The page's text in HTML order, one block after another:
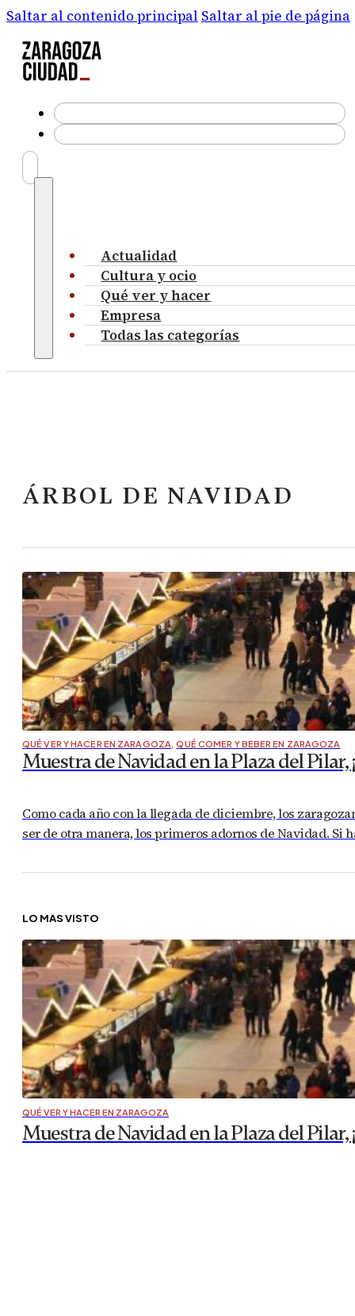
Saltar al contenido principal Saltar al pie de página
Actualidad
Cultura y ocio
Qué ver y hacer
Empresa
Todas las categorías
ÁRBOL DE NAVIDAD
QUÉ VER Y HACER EN ZARAGOZA, QUÉ COMER Y BEBER EN ZARAGOZA
Muestra de Navidad en la Plaza del Pilar,
Como cada año con la llegada de diciembre, los
ser de otra manera, los primeros adornos de Navidad. Si
LO MÁS VISTO
QUÉ VER Y HACER EN ZARAGOZA
Muestra de Navidad en la Plaza del Pilar,